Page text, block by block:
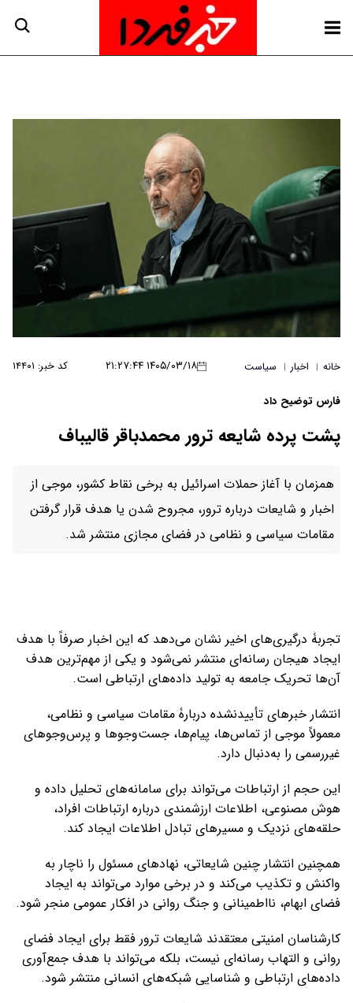
خانه | اخبار | سیاست ۱۴۰۵/۰۳/۱۸ ۲۱:۲۷:۴۴ کد خبر: ۱۴۴۰۱
فارس توضیح داد
پشت پرده شایعه ترور محمدباقر قالیباف
همزمان با آغاز حملات اسرائیل به برخی نقاط کشور، موجی از
اخبار و شایعات درباره ترور، مجروح شدن یا هدف قرار گرفتن
مقامات سیاسی و نظامی در فضای مجازی منتشر شد.
تجربۀ درگیری‌های اخیر نشان می‌دهد که این اخبار صرفاً با هدف
ایجاد هیجان رسانه‌ای منتشر نمی‌شود و یکی از مهم‌ترین هدف
آن‌ها تحریک جامعه به تولید داده‌های ارتباطی است.
انتشار خبرهای تأییدنشده دربارۀ مقامات سیاسی و نظامی،
معمولاً موجی از تماس‌ها، پیام‌ها، جست‌وجوها و پرس‌وجوهای
غیررسمی را به‌دنبال دارد.
این حجم از ارتباطات می‌تواند برای سامانه‌های تحلیل داده و
هوش مصنوعی، اطلاعات ارزشمندی درباره ارتباطات افراد،
حلقه‌های نزدیک و مسیرهای تبادل اطلاعات ایجاد کند.
همچنین انتشار چنین شایعاتی، نهادهای مسئول را ناچار به
واکنش و تکذیب می‌کند و در برخی موارد می‌تواند به ایجاد
فضای ابهام، نااطمینانی و جنگ روانی در افکار عمومی منجر شود.
کارشناسان امنیتی معتقدند شایعات ترور فقط برای ایجاد فضای
روانی و التهاب رسانه‌ای نیست، بلکه می‌تواند با هدف جمع‌آوری
داده‌های ارتباطی و شناسایی شبکه‌های انسانی منتشر شود.